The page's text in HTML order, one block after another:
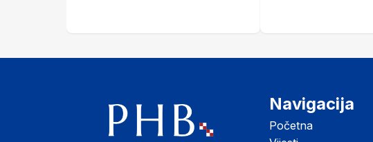
Navigacija
Početna